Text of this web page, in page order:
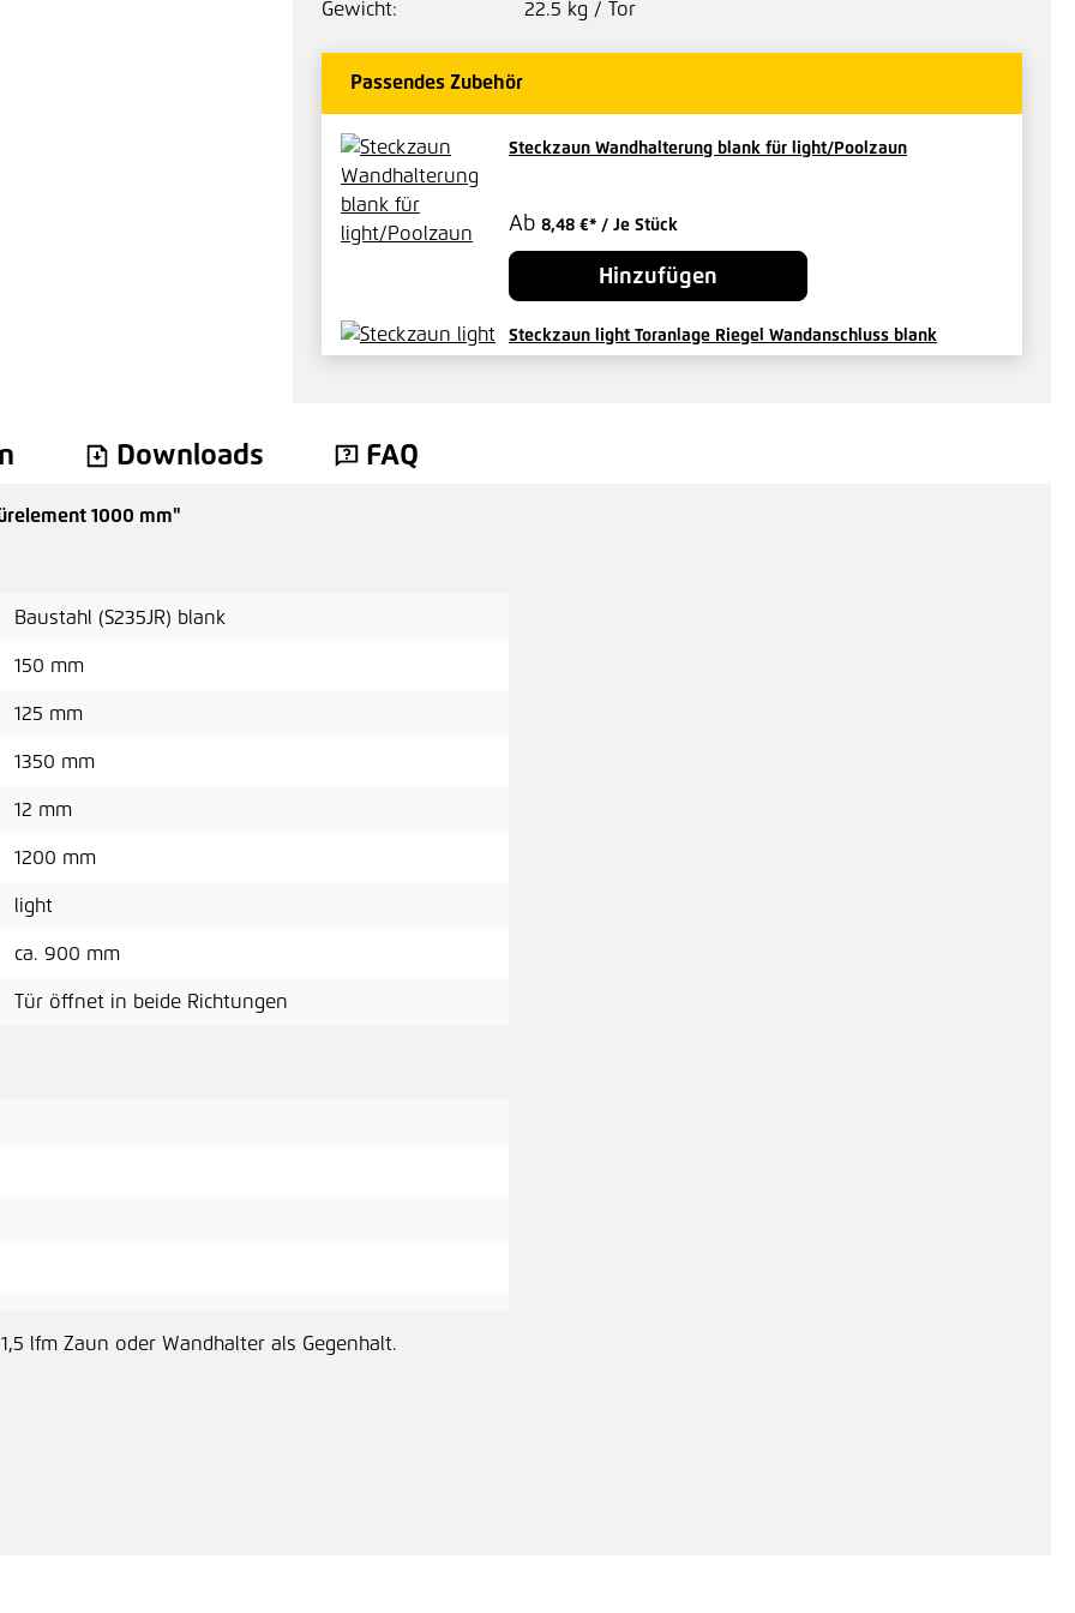
Gewicht: 22.5 kg / Tor
Passendes Zubehör
Steckzaun Wandhalterung blank für light/Poolzaun
Ab 8,48 €* / Je Stück
Hinzufügen
Steckzaun light Toranlage Riegel Wandanschluss blank
Downloads FAQ
1000 mm"
Baustahl (S235JR) blank
150 mm
125 mm
1350 mm
12 mm
1200 mm
light
ca. 900 mm
Tür öffnet in beide Richtungen
lfm Zaun oder Wandhalter als Gegenhalt.